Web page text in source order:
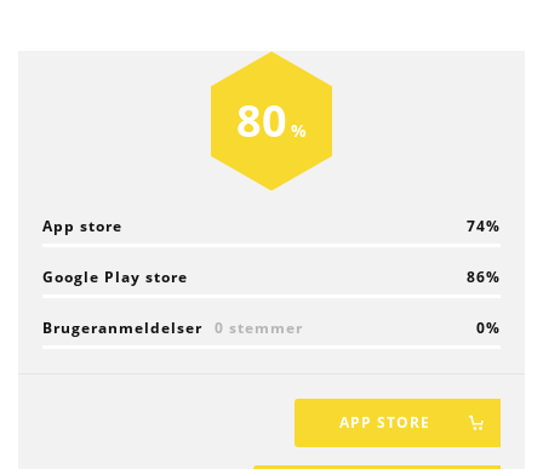
App store 74
Google Play store 86
Brugeranmeldelser 0 stemmer 0
80
APP STORE